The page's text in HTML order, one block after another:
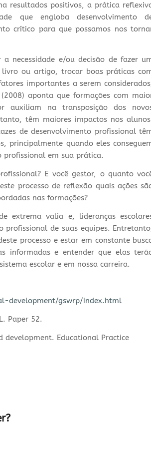
resultados positivos, a prática
que engloba desenvolvimento
crítico para que possamos nos
necessidade e/ou decisão de fazer
ou artigo, trocar boas práticas
importantes a serem
aponta que formações com
auxiliam na transposição dos
têm maiores impactos nos
de desenvolvimento profissional
principalmente quando eles
profissional em sua prática.
E você gestor, o quanto
processo de reflexão quais ações
nas formações?
extrema valia e, lideranças
de suas equipes.
processo e estar em constante
informadas e entender que elas
escolar e em nossa carreira.
development/gswrp/index.html
Paper 52.
development. Educational Practice